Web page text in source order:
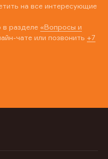
на все интересующие
разделе «Вопросы и
чате или позвонить +7